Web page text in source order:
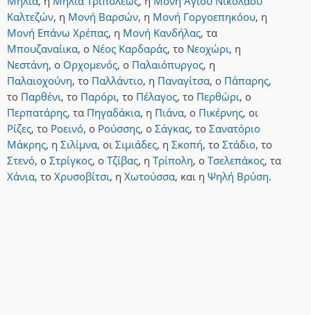
Καλτεζών, η Μονή Βαρσών, η Μονή Γοργοεπηκόου, η
Μονή Επάνω Χρέπας, η Μονή Κανδήλας, τα
Μπουζαναίικα, ο Νέος Καρδαράς, το Νεοχώρι, η
Νεστάνη, ο Ορχομενός, ο Παλαιόπυργος, η
Παλαιοχούνη, το Παλλάντιο, η Παναγίτσα, ο Πάπαρης,
το Παρθένι, το Παρόρι, το Πέλαγος, το Περθώρι, ο
Περπατάρης, τα Πηγαδάκια, η Πιάνα, ο Πικέρνης, οι
Ρίζες, το Ροεινό, ο Ρούσσης, ο Σάγκας, το Σανατόριο
Μάκρης, η Σιλίμνα, οι Σιμιάδες, η Σκοπή, το Στάδιο, το
Στενό, ο Στρίγκος, ο Τζίβας, η Τρίπολη, ο Τσελεπάκος, τα
Χάνια, το Χρυσοβίτσι, η Χωτούσσα, και η Ψηλή Βρύση.